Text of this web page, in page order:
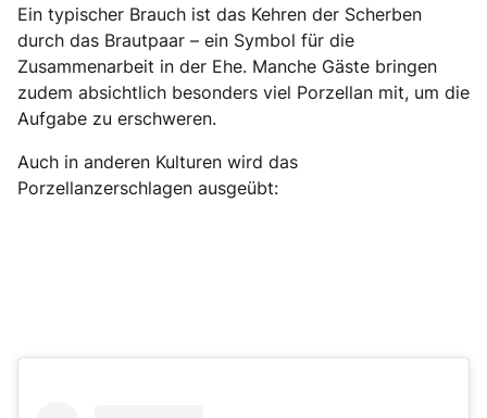
Ein typischer Brauch ist das Kehren der Scherben
durch das Brautpaar – ein Symbol für die
Zusammenarbeit in der Ehe. Manche Gäste bringen
zudem absichtlich besonders viel Porzellan mit, um die
Aufgabe zu erschweren.
Auch in anderen Kulturen wird das
Porzellanzerschlagen ausgeübt: